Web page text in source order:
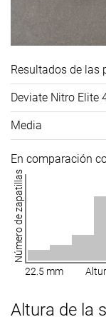
Resultados de las
Deviate Nitro Elite
Media
En comparación
Número de zapatillas
22.5 mm
Altura de la